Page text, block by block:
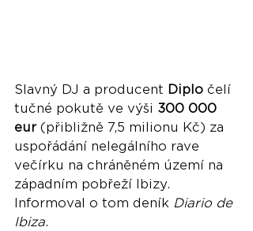
Slavný DJ a producent Diplo čelí
tučné pokutě ve výši 300 000
eur (přibližně 7,5 milionu Kč) za
uspořádání nelegálního rave
večírku na chráněném území na
západním pobřeží Ibizy.
Informoval o tom deník Diario de
Ibiza.